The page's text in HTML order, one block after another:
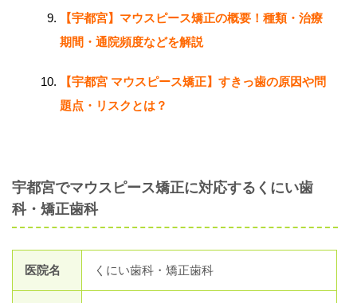
【宇都宮】マウスピース矯正の概要！種類・治療
期間・通院頻度などを解説
【宇都宮 マウスピース矯正】すきっ歯の原因や問
題点・リスクとは？
宇都宮でマウスピース矯正に対応するくにい歯
科・矯正歯科
医院名 くにい歯科・矯正歯科